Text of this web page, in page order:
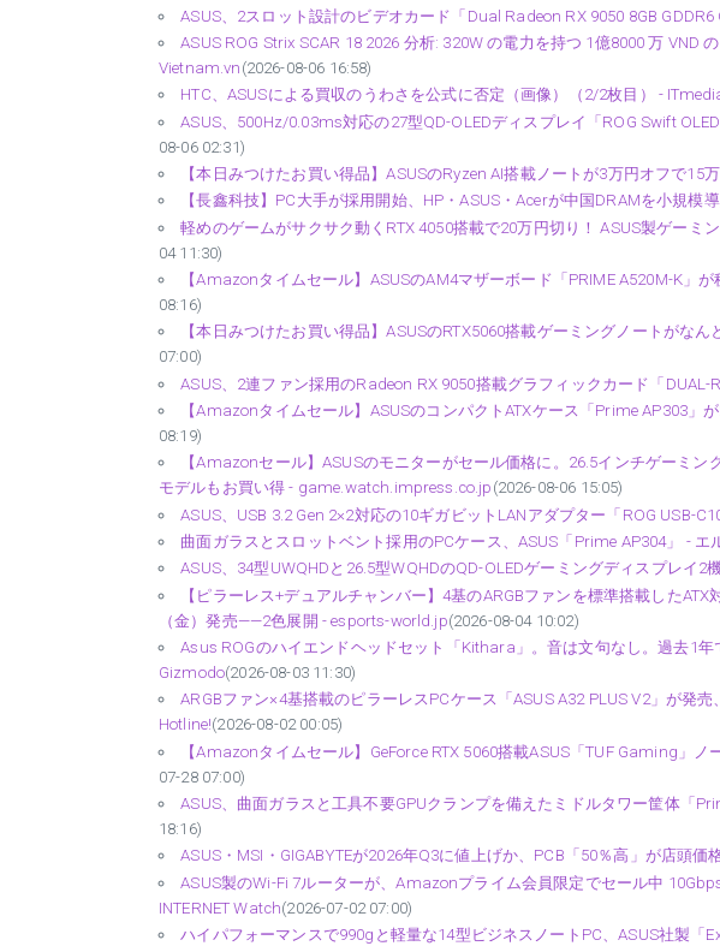
ASUS、2スロット設計のビデオカード「Dual Radeon RX 9050 8GB
ASUS ROG Strix SCAR 18 2026 分析: 320W の電力を持つ 1億8000 万 VND
Vietnam.vn (2026-08-06 16:58)
HTC、ASUSによる買収のうわさを公式に否定（画像）（2/2枚目） -
ASUS、500Hz/0.03ms対応の27型QD-OLEDディスプレイ「ROG Swift
08-06 02:31)
【本日みつけたお買い得品】ASUSのRyzen AI搭載ノートが3万円オフで15
【長鑫科技】PC大手が採用開始、HP・ASUS・Acerが中国DRAMを小規模
軽めのゲームがサクサク動くRTX 4050搭載で20万円切り！ ASUS製ゲーミ
04 11:30)
【Amazonタイムセール】ASUSのAM4マザーボード「PRIME A520M-K」
08:16)
【本日みつけたお買い得品】ASUSのRTX5060搭載ゲーミングノートがな
07:00)
ASUS、2連ファン採用のRadeon RX 9050搭載グラフィックカード「DUAL-
【Amazonタイムセール】ASUSのコンパクトATXケース「Prime AP303」
08:19)
【Amazonセール】ASUSのモニターがセール価格に。26.5インチゲーミン
モデルもお買い得 - game.watch.impress.co.jp (2026-08-06 15:05)
ASUS、USB 3.2 Gen 2×2対応の10ギガビットLANアダプター「ROG USB-
曲面ガラスとスロットベント採用のPCケース、ASUS「Prime AP304」 - エ
ASUS、34型UWQHDと26.5型WQHDのQD-OLEDゲーミングディスプレイ2
【ピラーレス+デュアルチャンバー】4基のARGBファンを標準搭載したATX
（金）発売——2色展開 - esports-world.jp(2026-08-04 10:02)
Asus ROGのハイエンドヘッドセット「Kithara」。音は文句なし。過去1
Gizmodo(2026-08-03 11:30)
ARGBファン×4基搭載のピラーレスPCケース「ASUS A32 PLUS V2」が発
Hotline!(2026-08-02 00:05)
【Amazonタイムセール】GeForce RTX 5060搭載ASUS「TUF Gaming」
07-28 07:00)
ASUS、曲面ガラスと工具不要GPUクランプを備えたミドルタワー筐体「
18:16)
ASUS・MSI・GIGABYTEが2026年Q3に値上げか、PCB「50％高」が店頭
ASUS製のWi-Fi 7ルーターが、Amazonプライム会員限定でセール中
INTERNET Watch(2026-07-02 07:00)
ハイパフォーマンスで990gと軽量な14型ビジネスノートPC、ASUS社製「